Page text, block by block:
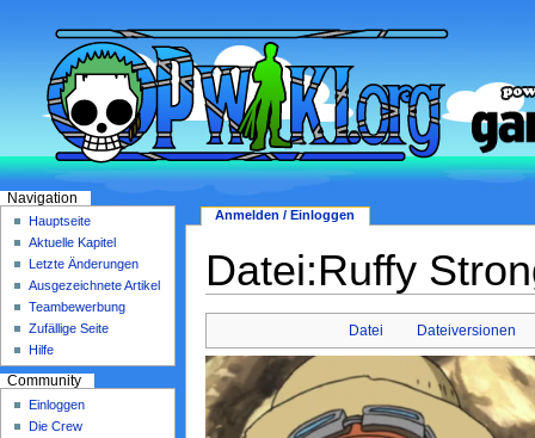
Datei:Ruffy
Datei Dateiversionen
Anmelden / Einloggen
Navigation
Hauptseite
Aktuelle Kapitel
Letzte Änderungen
Ausgezeichnete Artikel
Teambewerbung
Zufällige Seite
Hilfe
Community
Einloggen
Die Crew